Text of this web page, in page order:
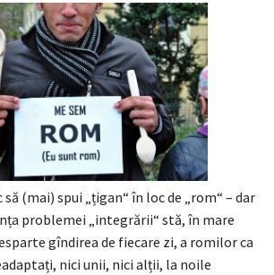
(mai) spui „țigan“ în loc de „rom“ – dar
problemei „integrării“ stă, în mare
gîndirea de fiecare zi, a romilor ca
nici unii, nici alții, la noile